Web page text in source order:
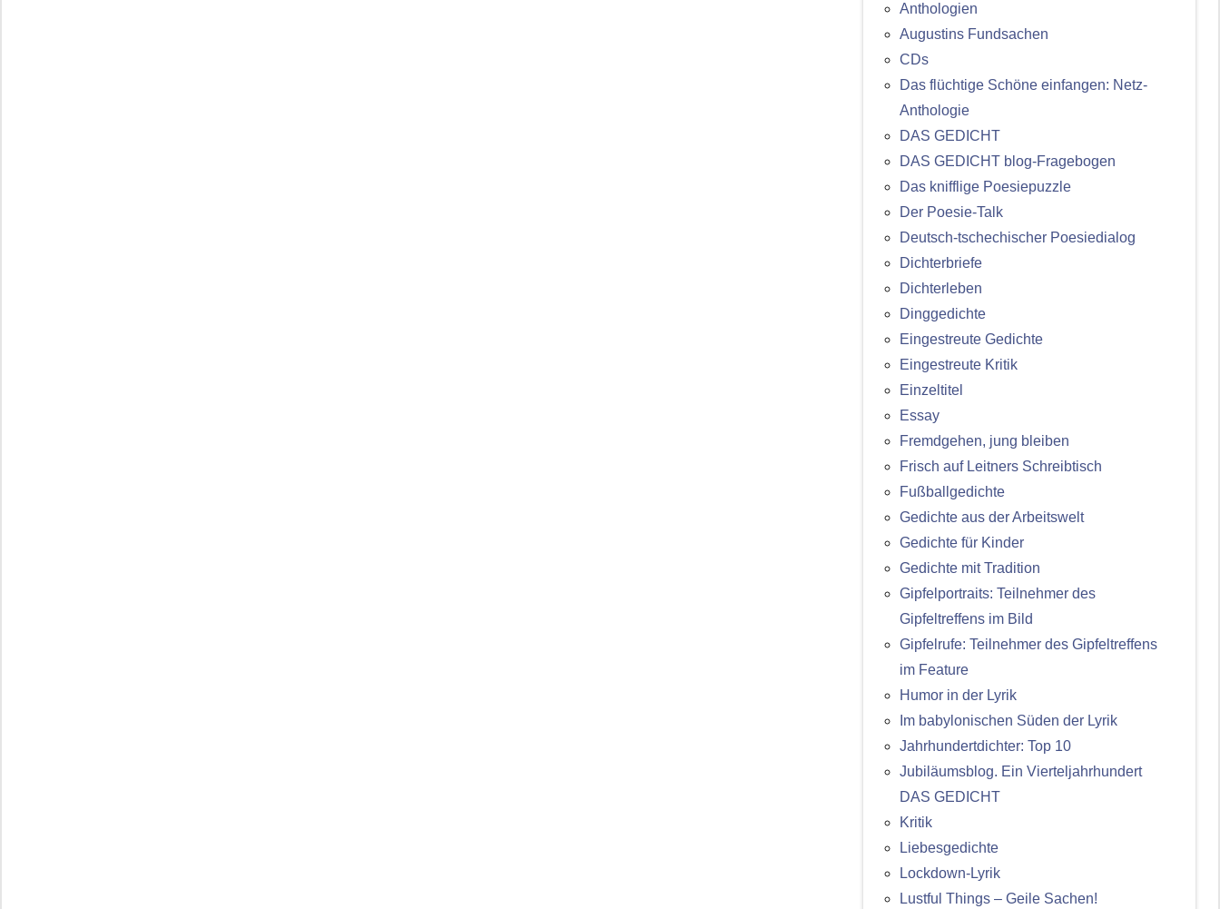
Anthologien
Augustins Fundsachen
CDs
Das flüchtige Schöne einfangen: Netz-
Anthologie
DAS GEDICHT
DAS GEDICHT blog-Fragebogen
Das knifflige Poesiepuzzle
Der Poesie-Talk
Deutsch-tschechischer Poesiedialog
Dichterbriefe
Dichterleben
Dinggedichte
Eingestreute Gedichte
Eingestreute Kritik
Einzeltitel
Essay
Fremdgehen, jung bleiben
Frisch auf Leitners Schreibtisch
Fußballgedichte
Gedichte aus der Arbeitswelt
Gedichte für Kinder
Gedichte mit Tradition
Gipfelportraits: Teilnehmer des
Gipfeltreffens im Bild
Gipfelrufe: Teilnehmer des Gipfeltreffens
im Feature
Humor in der Lyrik
Im babylonischen Süden der Lyrik
Jahrhundertdichter: Top 10
Jubiläumsblog. Ein Vierteljahrhundert
DAS GEDICHT
Kritik
Liebesgedichte
Lockdown-Lyrik
Lustful Things – Geile Sachen!